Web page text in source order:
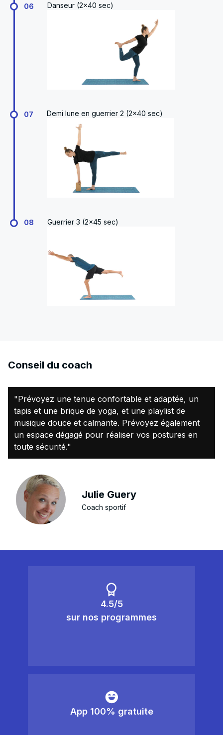
06 Danseur (2x40 sec)
07 Demi lune en guerrier 2 (2x40 sec)
08 Guerrier 3 (2x45 sec)
Conseil du coach
"Prévoyez une tenue confortable et adaptée, un
tapis et une brique de yoga, et une playlist de
musique douce et calmante. Prévoyez également
un espace dégagé pour réaliser vos postures en
toute sécurité."
Julie Guery
Coach sportif
4.5/5
sur nos programmes
App 100% gratuite